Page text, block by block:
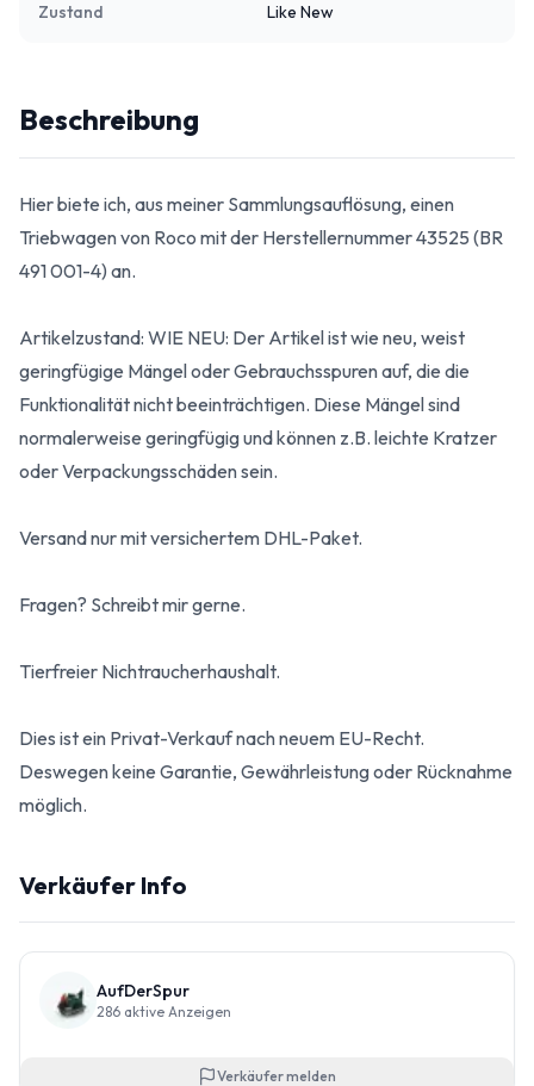
Zustand Like New
Beschreibung
Hier biete ich, aus meiner Sammlungsauflösung, einen
Triebwagen von Roco mit der Herstellernummer 43525 (BR
491 001-4) an.
Artikelzustand: WIE NEU: Der Artikel ist wie neu, weist
geringfügige Mängel oder Gebrauchsspuren auf, die die
Funktionalität nicht beeinträchtigen. Diese Mängel sind
normalerweise geringfügig und können z.B. leichte Kratzer
oder Verpackungsschäden sein.
Versand nur mit versichertem DHL-Paket.
Fragen? Schreibt mir gerne.
Tierfreier Nichtraucherhaushalt.
Dies ist ein Privat-Verkauf nach neuem EU-Recht.
Deswegen keine Garantie, Gewährleistung oder Rücknahme
möglich.
Verkäufer Info
AufDerSpur
286 aktive Anzeigen
Verkäufer melden